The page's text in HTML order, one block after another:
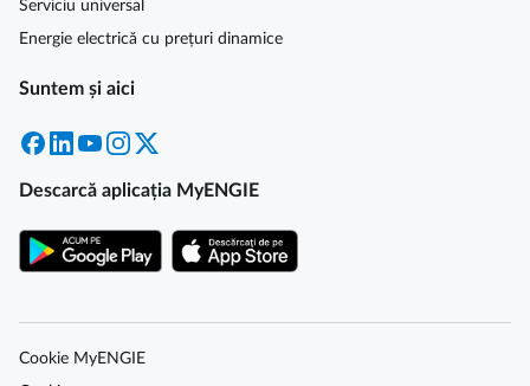
Serviciu universal
Energie electrică cu prețuri dinamice
Suntem și aici
Facebook
LinkedInYouTubeInstagram
Descarcă aplicația MyENGIE
Cookie MyENGIE